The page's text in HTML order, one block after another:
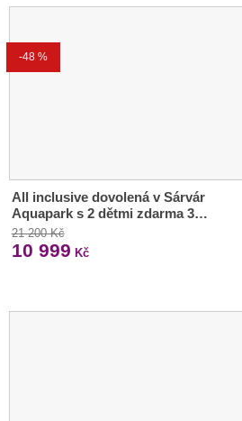
-48 %
All inclusive dovolená v Sárvár
Aquapark s 2 dětmi zdarma 3…
21 200 Kč
10 999 Kč